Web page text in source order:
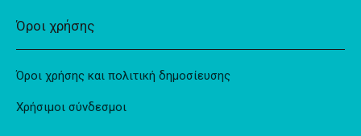
Όροι χρήσης
Όροι χρήσης και πολιτική δημοσίευσης
Χρήσιμοι σύνδεσμοι